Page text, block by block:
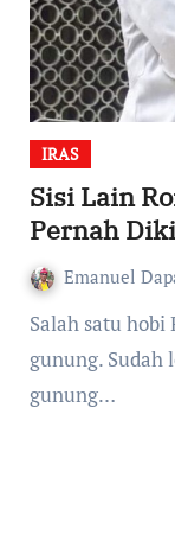
IRAS
Sisi Lain
Pernah
Emanuel
Salah satu hobi Romo Magnis Suseno SJ adalah naik
gunung. Sudah
gunung…